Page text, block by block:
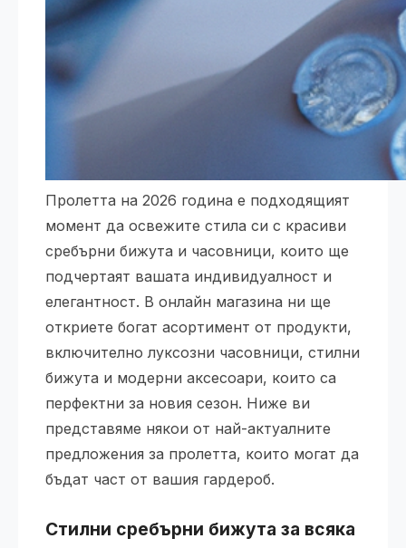
Пролетта на 2026 година е подходящият
момент да освежите стила си с красиви
сребърни бижута и часовници, които ще
подчертаят вашата индивидуалност и
елегантност. В онлайн магазина ни ще
откриете богат асортимент от продукти,
включително луксозни часовници, стилни
бижута и модерни аксесоари, които са
перфектни за новия сезон. Ниже ви
представяме някои от най-актуалните
предложения за пролетта, които могат да
бъдат част от вашия гардероб.
Стилни сребърни бижута за всяка